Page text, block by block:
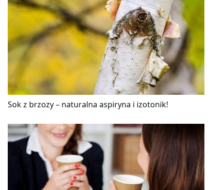
Sok z brzozy – naturalna aspiryna i izotonik!